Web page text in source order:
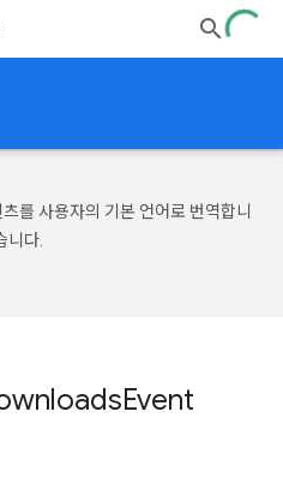
를 사용자의 기본 언어로 번역합니
니다.
Event